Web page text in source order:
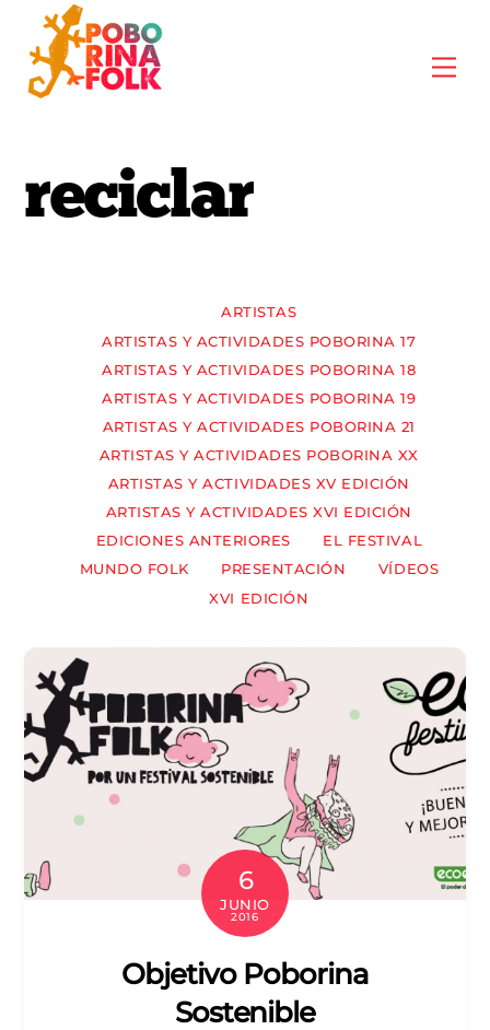
content
reciclar
ARTISTAS
ARTISTAS Y ACTIVIDADES POBORINA 17
ARTISTAS Y ACTIVIDADES POBORINA 18
ARTISTAS Y ACTIVIDADES POBORINA 19
ARTISTAS Y ACTIVIDADES POBORINA 21
ARTISTAS Y ACTIVIDADES POBORINA XX
ARTISTAS Y ACTIVIDADES XV EDICIÓN
ARTISTAS Y ACTIVIDADES XVI EDICIÓN
EDICIONES ANTERIORES
EL FESTIVAL
MUNDO FOLK
PRESENTACIÓN
VÍDEOS
XVI EDICIÓN
6
JUNIO
2016
Objetivo Poborina
Sostenible